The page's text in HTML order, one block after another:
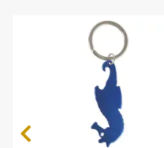
Previous